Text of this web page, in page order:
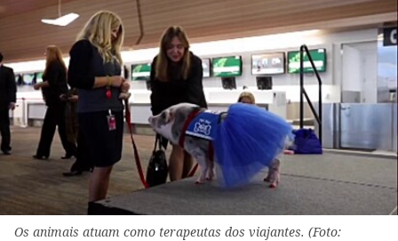
Os animais atuam como terapeutas dos viajantes. (Foto: